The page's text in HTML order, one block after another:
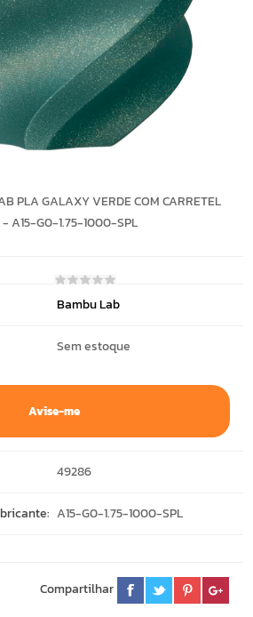
PLA GALAXY VERDE COM CARRETEL
- A15-G0-1.75-1000-SPL
Bambu Lab
Sem estoque
Avise-me
49286
A15-G0-1.75-1000-SPL
Compartilhar